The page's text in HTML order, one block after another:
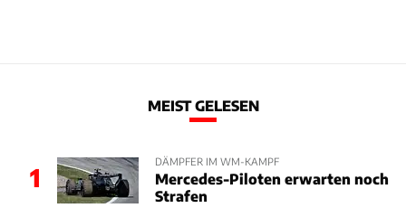
MEIST GELESEN
1
DÄMPFER IM WM-KAMPF
Mercedes-Piloten erwarten noch
Strafen